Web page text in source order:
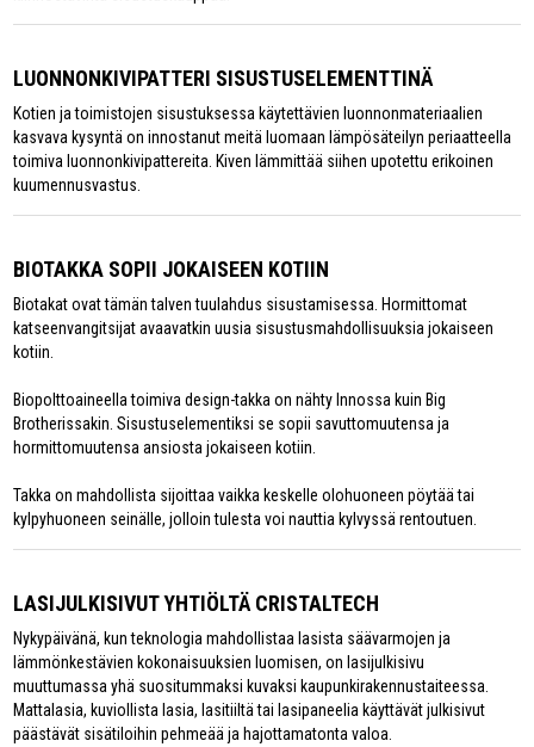
LUONNONKIVIPATTERI SISUSTUSELEMENTTINÄ
Kotien ja toimistojen sisustuksessa käytettävien luonnonmateriaalien
kasvava kysyntä on innostanut meitä luomaan lämpösäteilyn periaatteella
toimiva luonnonkivipattereita. Kiven lämmittää siihen upotettu erikoinen
kuumennusvastus.
BIOTAKKA SOPII JOKAISEEN KOTIIN
Biotakat ovat tämän talven tuulahdus sisustamisessa. Hormittomat
katseenvangitsijat avaavatkin uusia sisustusmahdollisuuksia jokaiseen
kotiin.
Biopolttoaineella toimiva design-takka on nähty Innossa kuin Big
Brotherissakin. Sisustuselementiksi se sopii savuttomuutensa ja
hormittomuutensa ansiosta jokaiseen kotiin.
Takka on mahdollista sijoittaa vaikka keskelle olohuoneen pöytää tai
kylpyhuoneen seinälle, jolloin tulesta voi nauttia kylvyssä rentoutuen.
LASIJULKISIVUT YHTIÖLTÄ CRISTALTECH
Nykypäivänä, kun teknologia mahdollistaa lasista säävarmojen ja
lämmönkestävien kokonaisuuksien luomisen, on lasijulkisivu
muuttumassa yhä suositummaksi kuvaksi kaupunkirakennustaiteessa.
Mattalasia, kuviollista lasia, lasitiiltä tai lasipaneelia käyttävät julkisivut
päästävät sisätiloihin pehmeää ja hajottamatonta valoa.